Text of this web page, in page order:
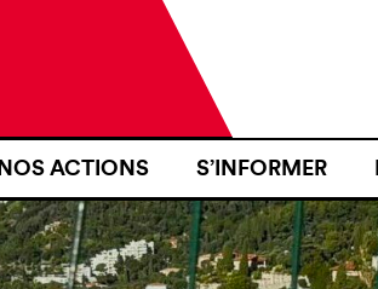
NOS ACTIONS
NOTRE MISSION
NOS PROJETS
S’INFORMER
ACTUALITÉS
PUBLICATIONS